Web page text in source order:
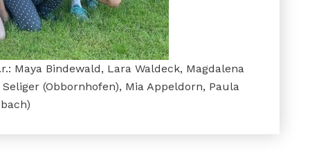
Maya Bindewald, Lara Waldeck, Magdalena
(Obbornhofen), Mia Appeldorn, Paula